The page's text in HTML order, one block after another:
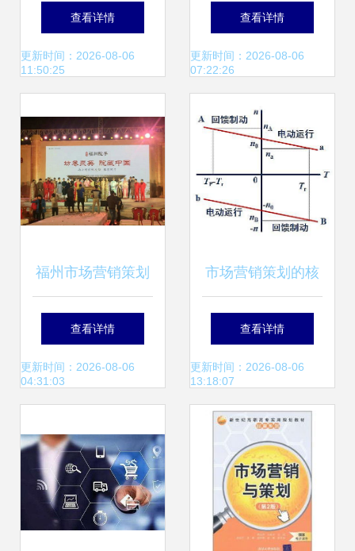
可行的营销策划 从
零到一的系统指南
查看详情
更新时间：2026-08-06
11:50:25
魂——壹心和力手
工抻面市场营销全
查看详情
更新时间：2026-08-06
07:22:26
福州市场营销策划
精选 专业活动与品
牌营销公司推荐
查看详情
更新时间：2026-08-06
04:31:03
市场营销策划的核
心原则
查看详情
更新时间：2026-08-06
13:18:07